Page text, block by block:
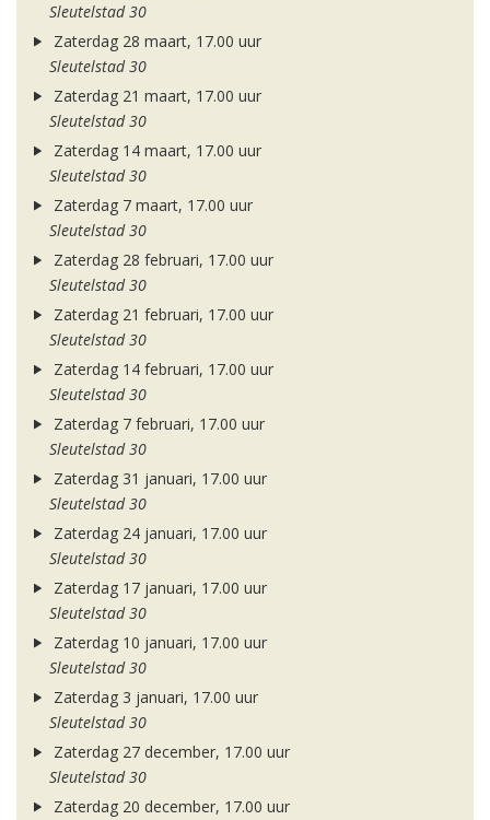
Sleutelstad 30
Zaterdag 28 maart, 17.00 uur
Sleutelstad 30
Zaterdag 21 maart, 17.00 uur
Sleutelstad 30
Zaterdag 14 maart, 17.00 uur
Sleutelstad 30
Zaterdag 7 maart, 17.00 uur
Sleutelstad 30
Zaterdag 28 februari, 17.00 uur
Sleutelstad 30
Zaterdag 21 februari, 17.00 uur
Sleutelstad 30
Zaterdag 14 februari, 17.00 uur
Sleutelstad 30
Zaterdag 7 februari, 17.00 uur
Sleutelstad 30
Zaterdag 31 januari, 17.00 uur
Sleutelstad 30
Zaterdag 24 januari, 17.00 uur
Sleutelstad 30
Zaterdag 17 januari, 17.00 uur
Sleutelstad 30
Zaterdag 10 januari, 17.00 uur
Sleutelstad 30
Zaterdag 3 januari, 17.00 uur
Sleutelstad 30
Zaterdag 27 december, 17.00 uur
Sleutelstad 30
Zaterdag 20 december, 17.00 uur